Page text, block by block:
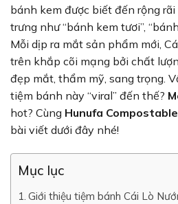
bánh kem được biết đến rộng
trưng như “bánh kem tươi”,
Mỗi dịp ra mắt sản phẩm mới,
trên khắp cõi mạng bởi chất
đẹp mắt, thẩm mỹ, sang trọng.
tiệm bánh này “viral” đến thế?
hot? Cùng Hunufa Compostable
bài viết dưới đây nhé!
Mục lục
Giới thiệu tiệm bánh Cái Lò